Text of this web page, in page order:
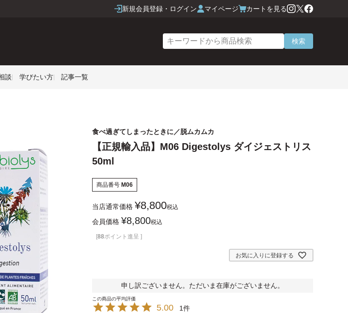
新規会員登録・ログイン マイページ カートを見る
検索
談 学びたい方 記事一覧
食べ過ぎてしまったときに／脱ムカムカ
【正規輸入品】M06 Digestolys ダイジェストリス
50ml
商品番号 M06
当店通常価格 ¥8,800税込
会員価格 ¥8,800税込
[88ポイント進呈 ]
お気に入りに登録する
申し訳ございません。ただいま在庫がございません。
5.00 1